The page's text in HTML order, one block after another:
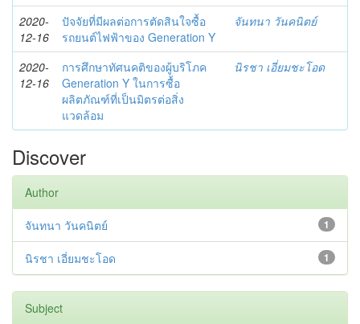
2020-
12-16
ปัจจัยที่มีผลต่อการตัดสินใจซื้อ
รถยนต์ไฟฟ้าของ Generation Y
จันทนา วันคนิตย์
2020-
12-16
การศึกษาทัศนคติของผู้บริโภค
Generation Y ในการซื้อ
ผลิตภัณฑ์ที่เป็นมิตรต่อสิ่ง
แวดล้อม
นิรชา เอี่ยมชะโอด
Discover
Author
1
จันทนา วันคนิตย์
1
นิรชา เอี่ยมชะโอด
Subject